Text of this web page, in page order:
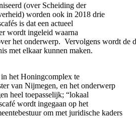
(over Scheiding der
worden ook in 2018 drie
is dat een actueel
wordt ingeleid waarna
het onderwerp. Vervolgens wordt de
met elkaar kunnen maken.
het Honingcomplex te
van Nijmegen, en het onderwerp
heel toepasselijk; “lokaal
wordt ingegaan op het
om met juridische kaders